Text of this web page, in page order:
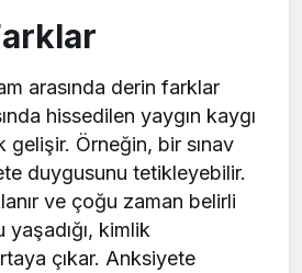
arasında derin farklar
hissedilen yaygın kaygı
Örneğin, bir sınav
duygusunu tetikleyebilir.
ve çoğu zaman belirli
kimlik
çıkar. Anksiyete